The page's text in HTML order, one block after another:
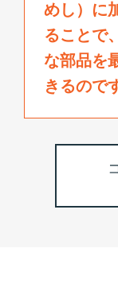
めし）に
ることで、
な部品を
きるので